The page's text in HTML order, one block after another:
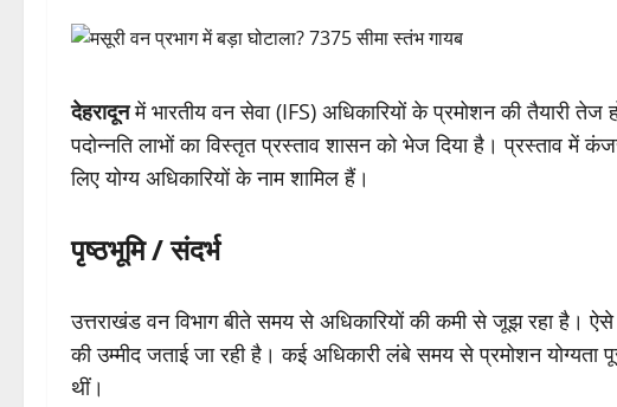
देहरादूनमें भारतीय वन सेवा (IFS) अधिकारियों के प्रमोशन की तैयारी
पदोन्नति लाभों का विस्तृत प्रस्ताव शासन को भेज दिया है। प्रस्ताव
लिए योग्य अधिकारियों के नाम शामिल हैं।
पृष्ठभूमि / संदर्भ
उत्तराखंड वन विभाग बीते समय से अधिकारियों की कमी से जूझ रहा है। ऐसे
की उम्मीद जताई जा रही है। कई अधिकारी लंबे समय से प्रमोशन
थीं।